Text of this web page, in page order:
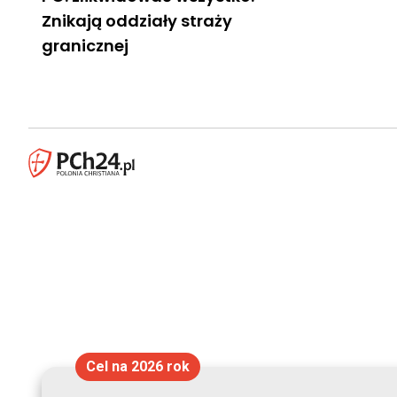
Znikają oddziały straży
granicznej
Cel na 2026 rok